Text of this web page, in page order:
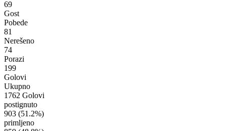
69
Gost
Pobede
81
Nerešeno
74
Porazi
199
Golovi
Ukupno
1762 Golovi
postignuto
903 (51.2%)
primljeno